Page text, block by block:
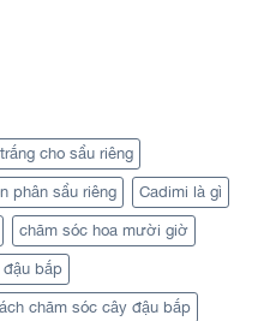
cho sầu riêng
phân sầu riêng Cadimi là gì
chăm sóc hoa mười giờ
đậu bắp
chăm sóc cây đậu bắp